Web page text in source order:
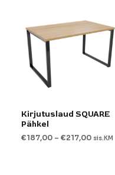
Kirjutuslaud SQUARE
Pähkel
€187,00 –€217,00 sis.KM